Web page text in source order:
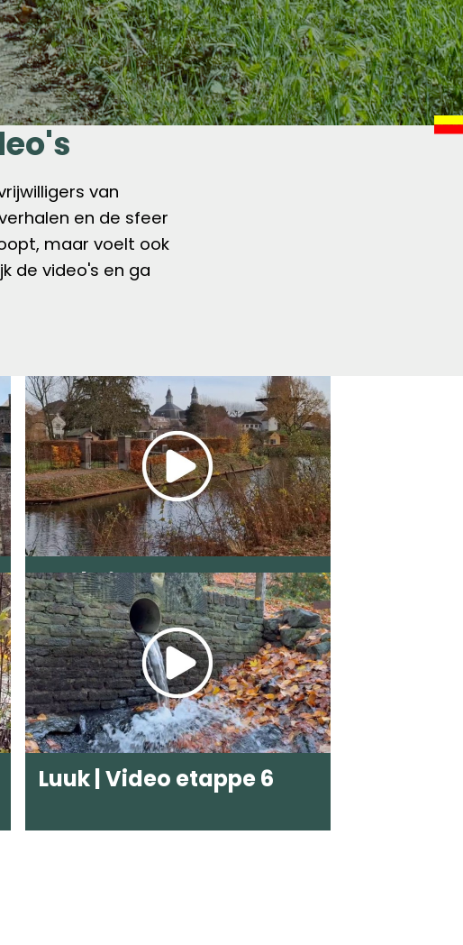
van
en de sfeer
maar voelt ook
de video's en ga
Leo | Video etappe 3
Luuk | Video etappe 6